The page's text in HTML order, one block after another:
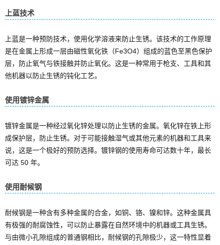
上蓝技术
上蓝是一种预防技术，使用化学溶液来防止生锈。该技术的工作原理
是在金属上形成一层由磁性氧化铁（Fe3O4）组成的蓝色至黑色保护
层，防止氧气与铁接触并防止氧化。这是一种常用于枪支、工具和其
他机器以防止生锈的钝化工艺。
使用镀锌金属
镀锌金属是一种经过氧化锌处理以防止生锈的金属。氧化锌在铁上形
成保护层，防止生锈。对于可能接触湿气或其他元素的机器和工具来
说，这是一个极好的预防选择。镀锌钢的使用寿命可达数十年，最长
可达 50 年。
使用耐候钢
耐候钢是一种含有多种金属的合金，如铜、铬、镍和锌。这种金属具
有极强的耐腐蚀性，可以防止暴露在自然环境中的机器或工具生锈。
与由微小孔隙组成的普通钢相比，耐候钢的孔隙极少，这一特性显着